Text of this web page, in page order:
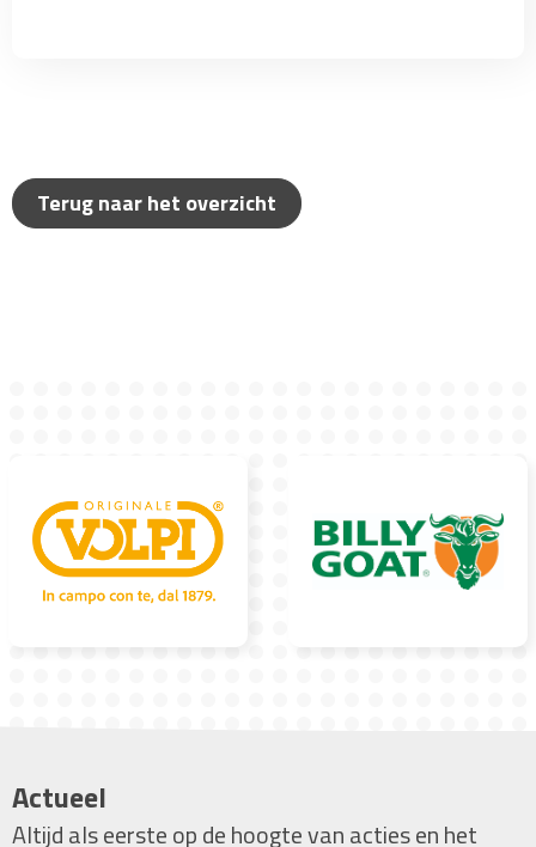
Terug naar het overzicht
Actueel
Altijd als eerste op de hoogte van acties en het